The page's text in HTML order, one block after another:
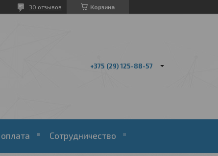
Корзина
30 отзывов
+375 (29) 125-88-57
Сотрудничество